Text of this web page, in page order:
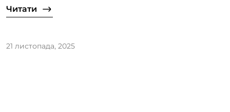
Читати
21 листопада, 2025